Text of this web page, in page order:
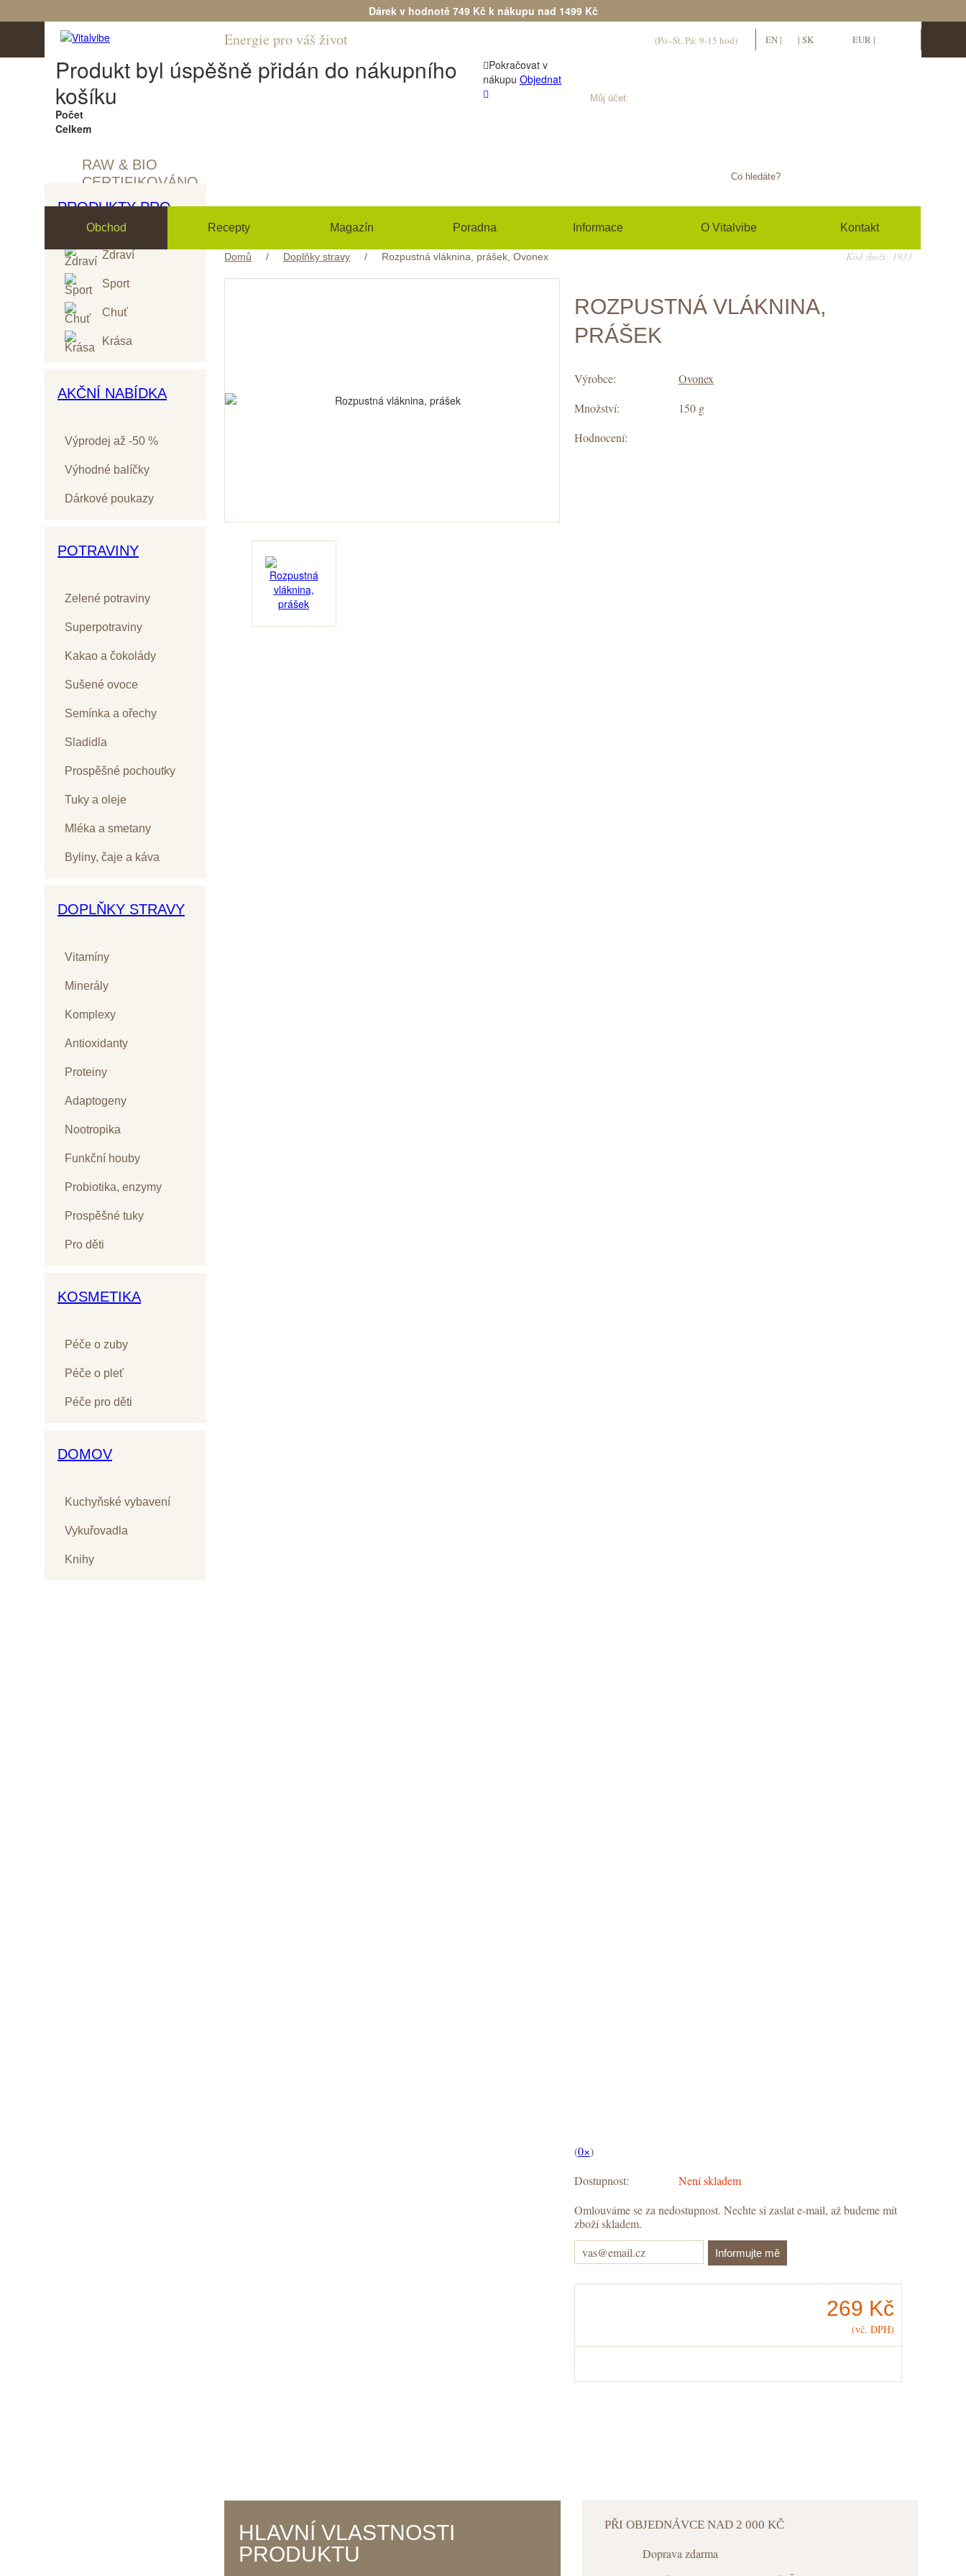
Dárek v hodnotě 749 Kč k nákupu nad 1499 Kč
EUR |
EN | | SK
(Po–St, Pá: 9-15 hod)
Energie pro váš život
Můj účet:
Produkt byl úspěšně přidán do nákupního
košíku
Počet
Celkem
Pokračovat v
nákupu Objednat
RAW & BIO
CERTIFIKOVÁNO
Obchod Recepty Magazín Poradna Informace O Vitalvibe Kontakt
PRODUKTY PRO
Zdraví
Sport
Chuť
Krása
AKČNÍ NABÍDKA
Výprodej až -50 %
Výhodné balíčky
Dárkové poukazy
POTRAVINY
Zelené potraviny
Superpotraviny
Kakao a čokolády
Sušené ovoce
Semínka a ořechy
Sladidla
Prospěšné pochoutky
Tuky a oleje
Mléka a smetany
Byliny, čaje a káva
DOPLŇKY STRAVY
Vitamíny
Minerály
Komplexy
Antioxidanty
Proteiny
Adaptogeny
Nootropika
Funkční houby
Probiotika, enzymy
Prospěšné tuky
Pro děti
KOSMETIKA
Péče o zuby
Péče o pleť
Péče pro děti
DOMOV
Kuchyňské vybavení
Vykuřovadla
Knihy
Domů / Doplňky stravy / Rozpustná vláknina, prášek, Ovonex Kód zboží: 1933
ROZPUSTNÁ VLÁKNINA,
PRÁŠEK
Výrobce:
Ovonex
Množství:
150 g
Hodnocení:
(0×)
Dostupnost:
Není skladem
Omlouváme se za nedostupnost. Nechte si zaslat e-mail, až budeme mít
zboží skladem.
Informujte mě
269 Kč
(vč. DPH)
HLAVNÍ VLASTNOSTI
PRODUKTU
PŘI OBJEDNÁVCE NAD 2 000 KČ
Doprava zdarma